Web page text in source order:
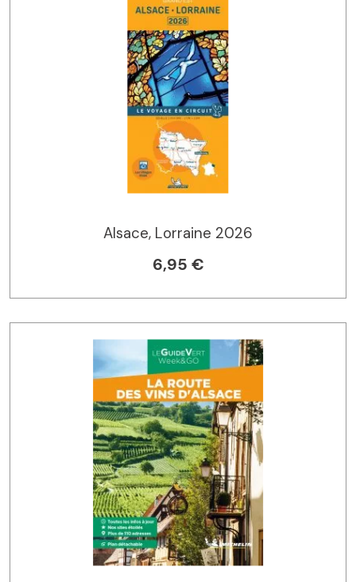
Alsace, Lorraine 2026
6,95 €